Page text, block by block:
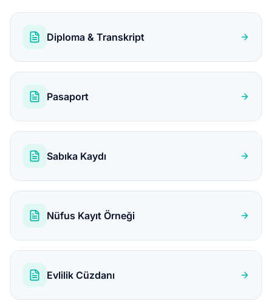
Diploma & Transkript
Pasaport
Sabıka Kaydı
Nüfus Kayıt Örneği
Evlilik Cüzdanı